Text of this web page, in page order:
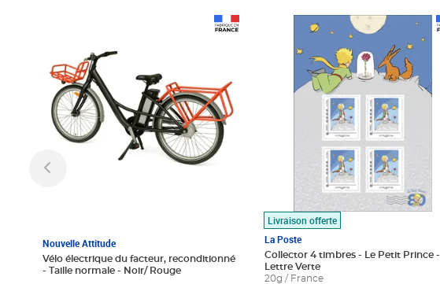
Nouvelle Attitude
Vélo électrique du facteur, reconditionné
- Taille normale - Noir/ Rouge
Livraison offerte
La Poste
Collector 4 timbres - Le Petit Prince -
Lettre Verte
20g / France
Prix 7,50€